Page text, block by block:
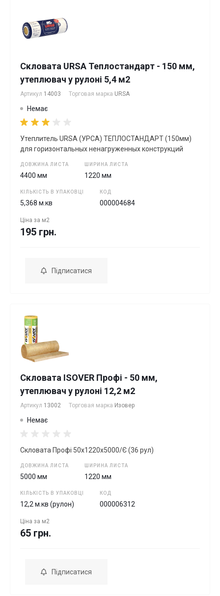
Скловата URSA Теплостандарт - 150 мм,
утеплювач у рулоні 5,4 м2
Артикул 14003 Торговая марка URSA
Немає
Утеплитель URSA (УРСА) ТЕПЛОСТАНДАРТ (150мм)
для горизонтальных ненагруженных конструкций
ДОВЖИНА ЛИСТА
4400 мм
ШИРИНА ЛИСТА
1220 мм
КІЛЬКІСТЬ В УПАКОВЦІ
5,368 м.кв
КОД
000004684
Ціна за м2
195 грн.
Підписатися
Скловата ISOVER Профі - 50 мм,
утеплювач у рулоні 12,2 м2
Артикул 13002 Торговая марка Изовер
Немає
Скловата Профі 50х1220х5000/Є (36 рул)
ДОВЖИНА ЛИСТА
5000 мм
ШИРИНА ЛИСТА
1220 мм
КІЛЬКІСТЬ В УПАКОВЦІ
12,2 м.кв (рулон)
КОД
000006312
Ціна за м2
65 грн.
Підписатися